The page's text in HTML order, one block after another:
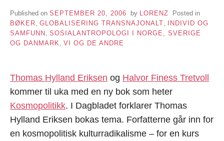
Published on SEPTEMBER 20, 2006 by LORENZ
Posted in
BØKER GLOBALISERING TRANSNAJONALT
INDIVID OG
SAMFUNN SOSIALANTROPOLOGI I NORGE, SVERIGE
OG DANMARK
VI OG DE ANDRE
Thomas Hylland Eriksen og Halvor Finess Tretvoll
kommer til uka med en ny bok som heter
Kosmopolitikk. I Dagbladet forklarer Thomas
Hylland Eriksen bokas tema. Forfatterne går inn for
en kosmopolitisk kulturradikalisme – for en kurs